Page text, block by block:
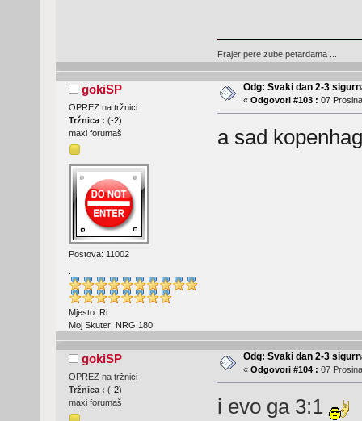
Frajer pere zube petardama ...
gokiSP
OPREZ na tržnici
Tržnica : (-2)
maxi forumaš
Postova: 11002
Mjesto: Ri
Moj Skuter: NRG 180
Odg: Svaki dan 2-3
« Odgovori #103 : 07
a sad
gokiSP
OPREZ na tržnici
Tržnica : (-2)
maxi forumaš
Odg: Svaki dan 2-3
« Odgovori #104 : 07
i evo ga 3:1